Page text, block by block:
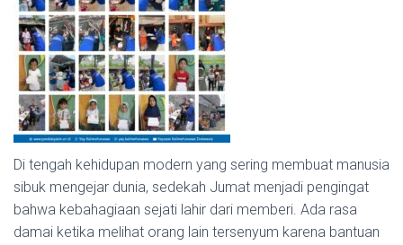
Di tengah kehidupan modern yang sering membuat manusia
sibuk mengejar dunia, sedekah Jumat menjadi pengingat
bahwa kebahagiaan sejati lahir dari memberi. Ada rasa
damai ketika melihat orang lain tersenyum karena bantuan